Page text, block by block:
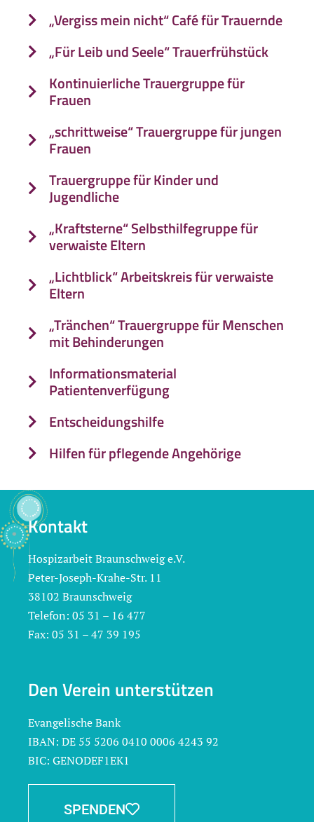
„Vergiss mein nicht“ Café für Trauernde
„Für Leib und Seele“ Trauerfrühstück
Kontinuierliche Trauergruppe für
Frauen
„schrittweise“ Trauergruppe für jungen
Frauen
Trauergruppe für Kinder und
Jugendliche
„Kraftsterne“ Selbsthilfegruppe für
verwaiste Eltern
„Lichtblick“ Arbeitskreis für verwaiste
Eltern
„Tränchen“ Trauergruppe für Menschen
mit Behinderungen
Informationsmaterial
Patientenverfügung
Entscheidungshilfe
Hilfen für pflegende Angehörige
Kontakt
Hospizarbeit Braunschweig e.V.
Peter-Joseph-Krahe-Str. 11
38102 Braunschweig
Telefon: 05 31 – 16 477
Fax: 05 31 – 47 39 195
Den Verein unterstützen
Evangelische Bank
IBAN: DE 55 5206 0410 0006 4243 92
BIC: GENODEF1EK1
SPENDEN